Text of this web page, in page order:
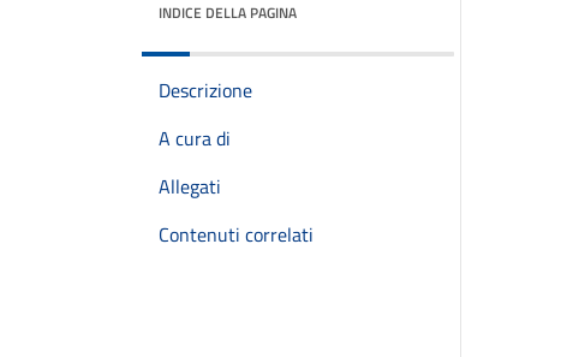
INDICE DELLA PAGINA
Descrizione
A cura di
Allegati
Contenuti correlati